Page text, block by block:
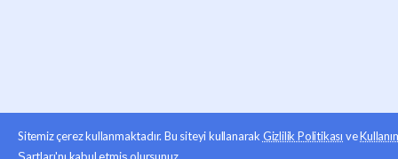
Sitemiz çerez kullanmaktadır. Bu siteyi kullanarak Gizlilik Politikası ve